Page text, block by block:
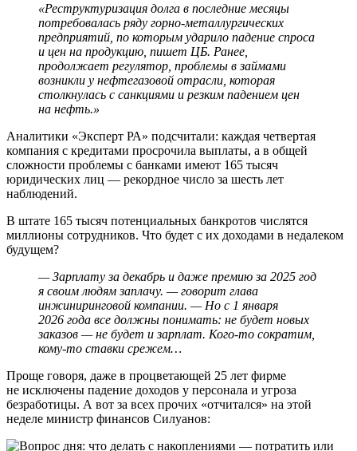
«Реструктуризация долга в последние месяцы
потребовалась ряду горно-металлургических
предприятий, по которым ударило падение спроса
и цен на продукцию, пишет ЦБ. Ранее,
продолжает регулятор, проблемы в займами
возникли у нефтегазовой отрасли, которая
столкнулась с санкциями и резким падением цен
на нефть.»
Аналитики «Эксперт РА» подсчитали: каждая четвертая
компания с кредитами просрочила выплаты, а в общей
сложности проблемы с банками имеют 165 тысяч
юридических лиц — рекордное число за шесть лет
наблюдений.
В штате 165 тысяч потенциальных банкротов числятся
миллионы сотрудников. Что будет с их доходами в недалеком
будущем?
— Зарплату за декабрь и даже премию за 2025 год
я своим людям заплачу. — говорит глава
инжиниринговой компании. — Но с 1 января
2026 года все должны понимать: не будет новых
заказов — не будет и зарплат. Кого-то сократим,
кому-то ставки срежем…
Проще говоря, даже в процветающей 25 лет фирме
не исключены падение доходов у персонала и угроза
безработицы. А вот за всех прочих «отчитался» на этой
неделе министр финансов Силуанов: